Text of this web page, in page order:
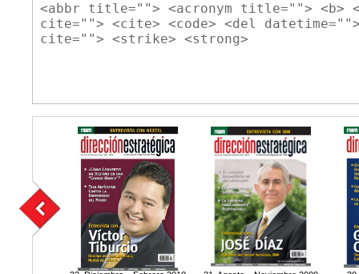
<abbr title=""> <acronym title=""> <b>
cite=""> <cite> <code> <del
cite=""> <strike> <strong>